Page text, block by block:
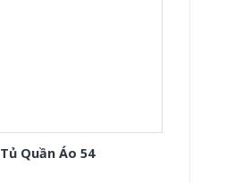
Tủ Quần Áo 54